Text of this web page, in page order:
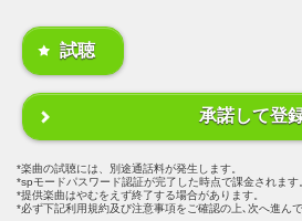
試聴
承諾して登
楽曲の試聴には、別途通話料が発生します。
spモードパスワード認証が完了した時点で課金されます
提供楽曲はやむをえず終了する場合があります。
必ず下記利用規約及び注意事項をご確認の上､次へ進んで